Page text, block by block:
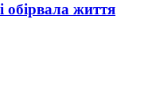
обірвала життя